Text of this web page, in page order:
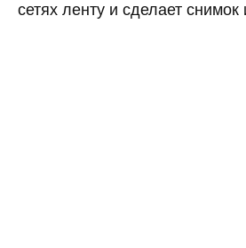
сетях ленту и сделает снимок